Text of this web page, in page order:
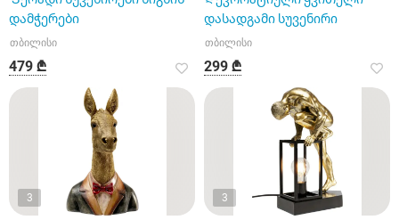
დამჭერები
თბილისი
479 ₾
დასადგამი სუვენირი
თბილისი
299 ₾
3 3